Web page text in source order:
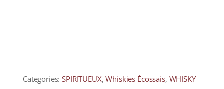
Categories:SPIRITUEUX,Whiskies Écossais, WHISKY